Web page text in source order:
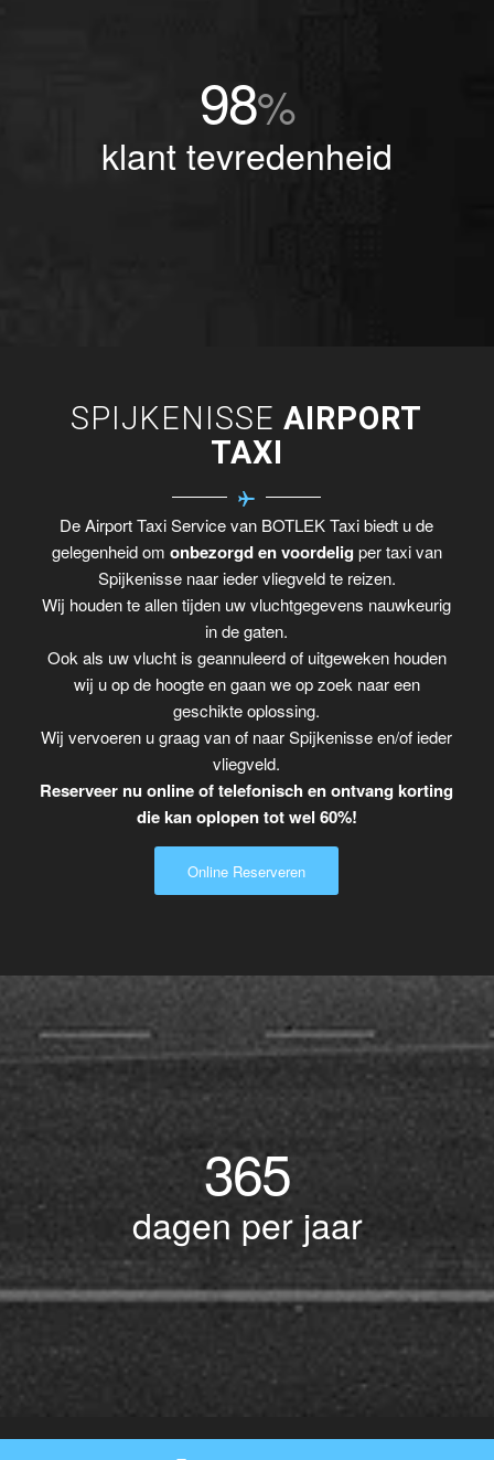
98%
klant tevredenheid
SPIJKENISSEAIRPORT
TAXI
De Airport Taxi Service van BOTLEK Taxi biedt u de
gelegenheid om onbezorgd en voordelig per taxi van
Spijkenisse naar ieder vliegveld te reizen.
Wij houden te allen tijden uw vluchtgegevens nauwkeurig
in de gaten.
Ook als uw vlucht is geannuleerd of uitgeweken houden
wij u op de hoogte en gaan we op zoek naar een
geschikte oplossing.
Wij vervoeren u graag van of naar Spijkenisse en/of ieder
vliegveld.
Reserveer nu online of telefonisch en ontvang korting
die kan oplopen tot wel 60%!
Online Reserveren
365
dagen per jaar